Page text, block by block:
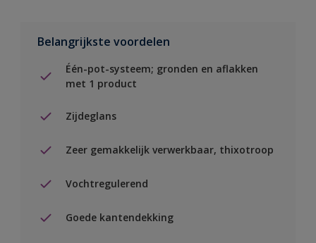
Belangrijkste voordelen
Één-pot-systeem; gronden en aflakken
met 1 product
Zijdeglans
Zeer gemakkelijk verwerkbaar, thixotroop
Vochtregulerend
Goede kantendekking